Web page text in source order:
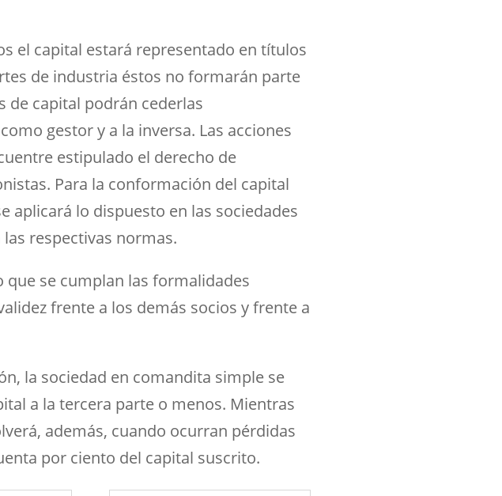
el capital estará representado en títulos
de industria éstos no formarán parte
de capital podrán cederlas
gestor y a la inversa. Las acciones
estipulado el derecho de
Para la conformación del capital
aplicará lo dispuesto en las sociedades
respectivas normas.
que se cumplan las formalidades
frente a los demás socios y frente a
la sociedad en comandita simple se
a la tercera parte o menos. Mientras
además, cuando ocurran pérdidas
por ciento del capital suscrito.